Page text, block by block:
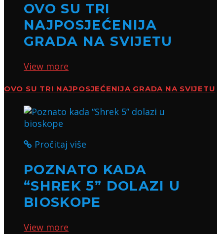
OVO SU TRI
NAJPOSJEĆENIJA
GRADA NA SVIJETU
View more
OVO SU TRI NAJPOSJEĆENIJA GRADA NA SVIJETU
Pročitaj više
POZNATO KADA
“SHREK 5” DOLAZI U
BIOSKOPE
View more